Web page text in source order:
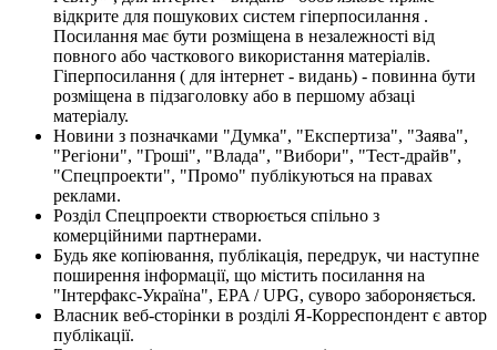
відкрите для пошукових систем гіперпосилання .
Посилання має бути розміщена в незалежності від
повного або часткового використання матеріалів.
Гіперпосилання ( для інтернет - видань) - повинна бути
розміщена в підзаголовку або в першому абзаці
матеріалу.
Новини з позначками "Думка", "Експертиза", "Заява",
"Регіони", "Гроші", "Влада", "Вибори", "Тест-драйв",
"Спецпроекти", "Промо" публікуються на правах
реклами.
Розділ Спецпроекти створюється спільно з
комерційними партнерами.
Будь яке копіювання, публікація, передрук, чи наступне
поширення інформації, що містить посилання на
"Інтерфакс-Україна", EPA / UPG, суворо забороняється.
Власник веб-сторінки в розділі Я-Корреспондент є автор
публікації.